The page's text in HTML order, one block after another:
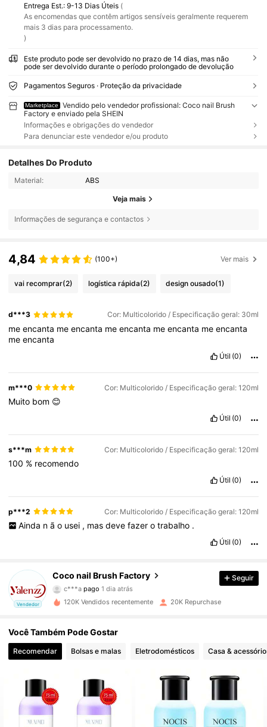
Entrega Est.: 9-13 Dias Úteis (
As encomendas que contêm artigos sensíveis geralmente requerem
mais 3 dias para processamento.
)
Este produto pode ser devolvido no prazo de 14 dias, mas não
pode ser devolvido durante o período prolongado de devolução
Pagamentos Seguros · Proteção da privacidade
Marketplace
Vendido pelo vendedor profissional: Coco nail Brush
Factory e enviado pela SHEIN
Informações e obrigações do vendedor
Para denunciar este vendedor e/ou produto
Detalhes Do Produto
Material: ABS
Veja mais
Informações de segurança e contactos
4,84 (100+) Ver mais
vai recomprar(2) logística rápida(2) design ousado(1)
d***3 Cor: Multicolorido / Especificação geral: 30ml
meencanta meencanta meencanta meencanta meencanta
meencanta
Útil (0)
m***0 Cor: Multicolorido / Especificação geral: 120ml
Muito bom 😊
Útil (0)
s***m Cor: Multicolorido / Especificação geral: 120ml
100 % recomendo
Útil (0)
p***2 Cor: Multicolorido / Especificação geral: 120ml
Ainda n ã o usei , mas deve fazer o trabalho .
Útil (0)
Vendedor
Coco nail Brush Factory
4,90
1.6K Seguidores
c***a pago1 dia atrás
4,90 1.6K Seguidores
1.6K Seguidores
Seguir
120K Vendidos recentemente 20K Repurchase
Você Também Pode Gostar
Recomendar Bolsas e malas Eletrodomésticos Casa &